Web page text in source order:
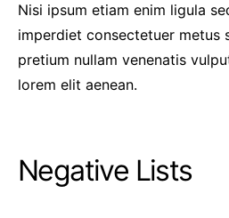
Nisi ipsum etiam enim ligula
imperdiet consectetuer metus
pretium nullam venenatis
lorem elit aenean.
Negative Lists